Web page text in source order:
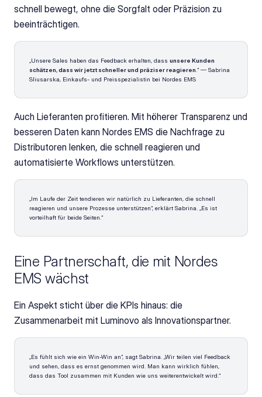
schnell bewegt, ohne die Sorgfalt oder Präzision zu
beeinträchtigen.
„Unsere Sales haben das Feedback erhalten, dass unsere Kunden
schätzen, dass wir jetzt schneller und präziser reagieren .“ — Sabrina
Sliusarska, Einkaufs- und Preisspezialistin bei Nordes EMS
Auch Lieferanten profitieren. Mit höherer Transparenz und
besseren Daten kann Nordes EMS die Nachfrage zu
Distributoren lenken, die schnell reagieren und
automatisierte Workflows unterstützen.
„Im Laufe der Zeit tendieren wir natürlich zu Lieferanten, die schnell
reagieren und unsere Prozesse unterstützen“, erklärt Sabrina. „Es ist
vorteilhaft für beide Seiten.“
Eine Partnerschaft, die mit Nordes
EMS wächst
Ein Aspekt sticht über die KPIs hinaus: die
Zusammenarbeit mit Luminovo als Innovationspartner.
„Es fühlt sich wie ein Win-Win an“, sagt Sabrina. „Wir teilen viel Feedback
und sehen, dass es ernst genommen wird. Man kann wirklich fühlen,
dass das Tool zusammen mit Kunden wie uns weiterentwickelt wird.“